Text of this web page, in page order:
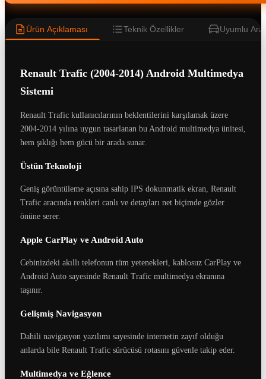
Ürün Açıklaması Teknik Özellikler Uyumlu
Renault Trafic (2004-2014) Android Multimedya
Sistemi
Renault Trafic kullanıcılarının beklentilerini karşılamak üzere
2004-2014 yılına uygun tasarlanan bu Android multimedya ünitesi,
hem şıklığı hem gücü bir arada sunar.
Üstün Teknoloji
Geniş görüntüleme açısına sahip IPS dokunmatik ekran, Renault
Trafic aracında renkleri canlı ve detayları net biçimde gözler
önüne serer.
Apple CarPlay ve Android Auto
Cebinizdeki akıllı telefonun tüm yetenekleri, kablosuz CarPlay ve
Android Auto sayesinde Renault Trafic multimedya ekranına
taşınır.
Gelişmiş Navigasyon
Dahili navigasyon yazılımı sayesinde internetin zayıf olduğu
anlarda bile Renault Trafic sürücüsü rotasını güvenle takip eder.
Multimedya ve Eğlence